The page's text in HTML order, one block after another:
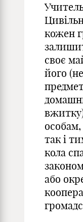
кожен
своє
його
так і
кола
або